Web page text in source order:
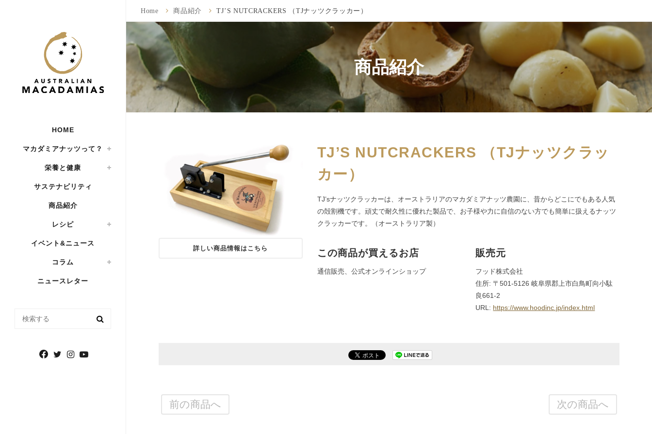
HOME
マカダミアナッツって？
栄養と健康
サステナビリティ
商品紹介
レシピ
イベント&ニュース
コラム
ニュースレター
Home 商品紹介 TJ’S NUTCRACKERS （TJナッツクラッカー）
商品紹介
詳しい商品情報はこちら
TJ’S NUTCRACKERS （TJナッツクラッ
カー）
TJ’sナッツクラッカーは、オーストラリアのマカダミアナッツ農園に、昔からどこにでもある人気
の殻割機です。頑丈で耐久性に優れた製品で、お子様や力に自信のない方でも簡単に扱えるナッツ
クラッカーです。（オーストラリア製）
この商品が買えるお店
通信販売、公式オンラインショップ
販売元
フッド株式会社
住所: 〒501-5126 岐阜県郡上市白鳥町向小駄
良661-2
URL: https://www.hoodinc.jp/index.html
前の商品へ 次の商品へ